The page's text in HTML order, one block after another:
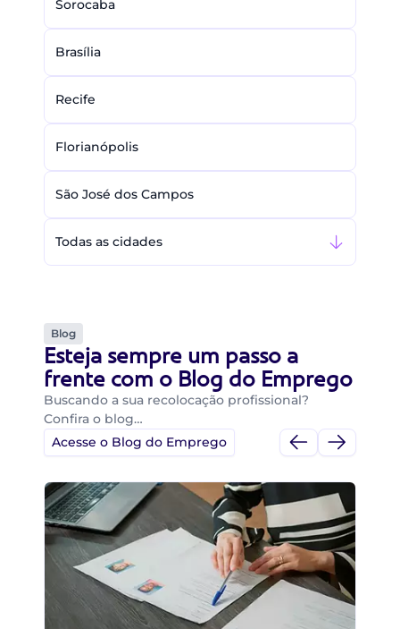
Sorocaba
Brasília
Recife
Florianópolis
São José dos Campos
Todas as cidades
Blog
Esteja sempre um passo a
frente com o Blog do Emprego
Buscando a sua recolocação profissional?
Confira o blog…
Acesse o Blog do Emprego